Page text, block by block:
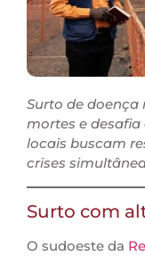
Surto de doença
mortes e desafia
locais buscam
crises
Surto com
O sudoeste da